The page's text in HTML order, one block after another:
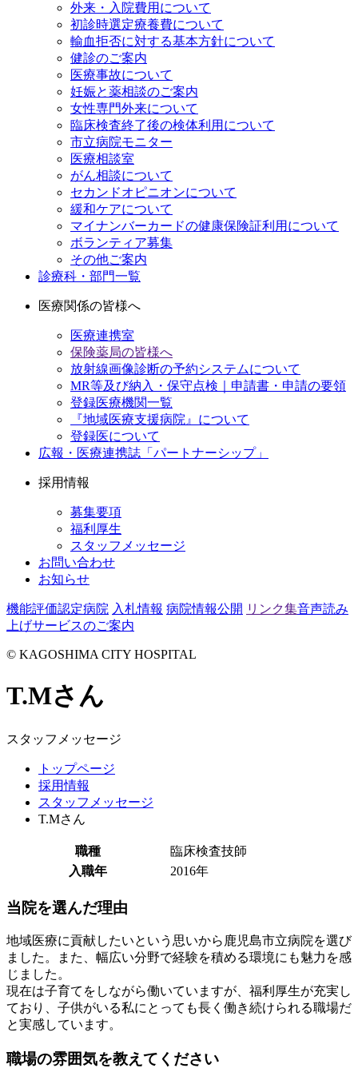
外来・入院費用について
初診時選定療養費について
輸血拒否に対する基本方針について
健診のご案内
医療事故について
妊娠と薬相談のご案内
女性専門外来について
臨床検査終了後の検体利用について
市立病院モニター
医療相談室
がん相談について
セカンドオピニオンについて
緩和ケアについて
マイナンバーカードの健康保険証利用について
ボランティア募集
その他ご案内
診療科・部門一覧
医療関係の皆様へ
医療連携室
保険薬局の皆様へ
放射線画像診断の予約システムについて
MR等及び納入・保守点検｜申請書・申請の要領
登録医療機関一覧
『地域医療支援病院』について
登録医について
広報・医療連携誌「パートナーシップ」
採用情報
募集要項
福利厚生
スタッフメッセージ
お問い合わせ
お知らせ
機能評価認定病院 入札情報 病院情報公開 リンク集音声読み
上げサービスのご案内
© KAGOSHIMA CITY HOSPITAL
T.Mさん
スタッフメッセージ
トップページ
採用情報
スタッフメッセージ
T.Mさん
職種
臨床検査技師
入職年
2016年
当院を選んだ理由
地域医療に貢献したいという思いから鹿児島市立病院を選び
ました。また、幅広い分野で経験を積める環境にも魅力を感
じました。
現在は子育てをしながら働いていますが、福利厚生が充実し
ており、子供がいる私にとっても長く働き続けられる職場だ
と実感しています。
職場の雰囲気を教えてください